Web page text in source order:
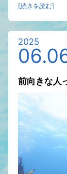
[続きを読む]
2025
前向きな人